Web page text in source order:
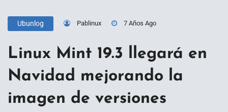
Ubunlog Pablinux 7 Años Ago
Linux Mint 19.3 llegará en
Navidad mejorando la
imagen de versiones